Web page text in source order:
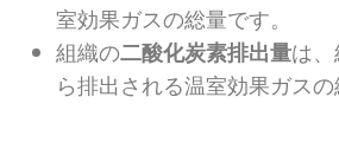
室効果ガスの総量です。
組織の二酸化炭素排出量は
ら排出される温室効果ガスの